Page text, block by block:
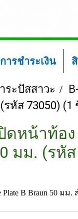
ารชำระเงิน
ระปัสสาวะ
หัส 73050) (1
ดหน้าท้อง
มม. (รหั
Plate B Braun 50